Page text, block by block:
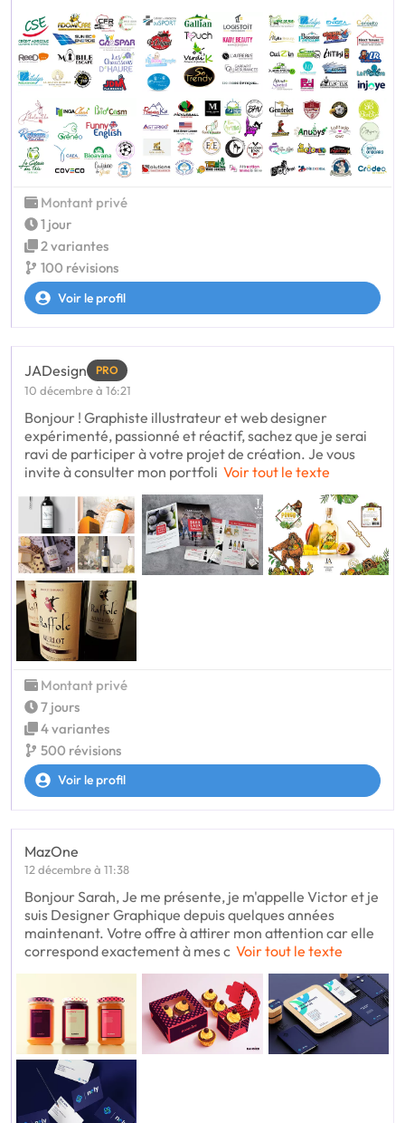
Montant privé
1 jour
2 variantes
100 révisions
Voir le profil
JADesign PRO
10 décembre à 16:21
Bonjour ! Graphiste illustrateur et web designer
expérimenté, passionné et réactif, sachez que je serai
ravi de participer à votre projet de création. Je vous
invite à consulter mon portfoli Voir tout le texte
Montant privé
7 jours
4 variantes
500 révisions
Voir le profil
MazOne
12 décembre à 11:38
Bonjour Sarah, Je me présente, je m'appelle Victor et je
suis Designer Graphique depuis quelques années
maintenant. Votre offre à attirer mon attention car elle
correspond exactement à mes c Voir tout le texte